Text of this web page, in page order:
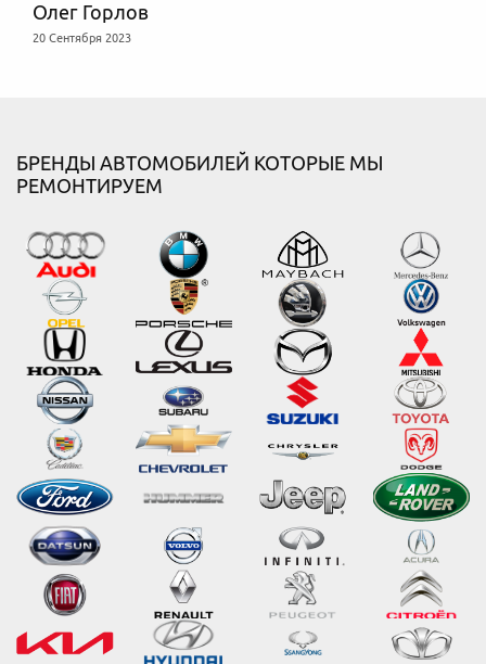
Олег Горлов
20 Сентября 2023
БРЕНДЫ АВТОМОБИЛЕЙ КОТОРЫЕ МЫ
РЕМОНТИРУЕМ